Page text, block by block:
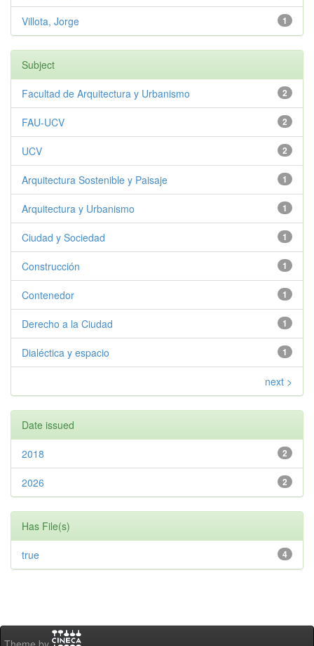
1
Villota, Jorge
Subject
2
Facultad de Arquitectura y Urbanismo
2
FAU-UCV
2
UCV
1
Arquitectura Sostenible y Paisaje
1
Arquitectura y Urbanismo
1
Ciudad y Sociedad
1
Construcción
1
Contenedor
1
Derecho a la Ciudad
1
Dialéctica y espacio
next >
Date issued
2
2018
2
2026
Has File(s)
4
true